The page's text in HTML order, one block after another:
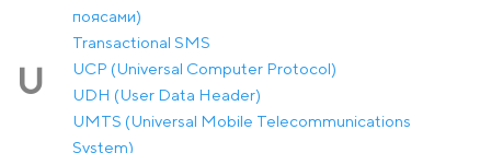
поясами)
Transactional SMS
U
UCP (Universal Computer Protocol)
UDH (User Data Header)
UMTS (Universal Mobile Telecommunications
System)